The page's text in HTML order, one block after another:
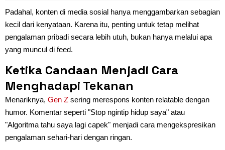
Padahal, konten di media sosial hanya menggambarkan sebagian
kecil dari kenyataan. Karena itu, penting untuk tetap melihat
pengalaman pribadi secara lebih utuh, bukan hanya melalui apa
yang muncul di feed.
Ketika Candaan Menjadi Cara
Menghadapi Tekanan
Menariknya, Gen Z sering merespons konten relatable dengan
humor. Komentar seperti "Stop ngintip hidup saya" atau
"Algoritma tahu saya lagi capek" menjadi cara mengekspresikan
pengalaman sehari-hari dengan ringan.